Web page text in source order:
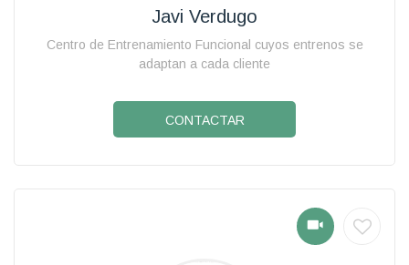
Javi Verdugo
Centro de Entrenamiento Funcional cuyos entrenos se
adaptan a cada cliente
CONTACTAR